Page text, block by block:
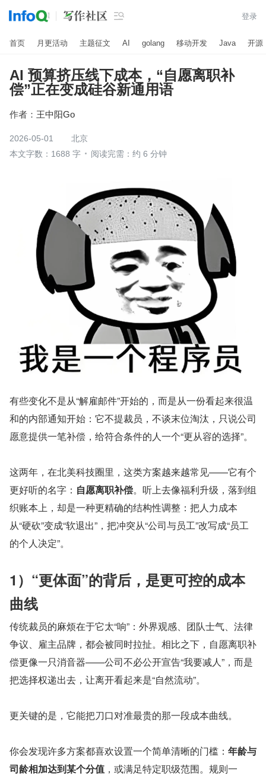
 登录
首页 月更活动 主题征文 AI golang 移动开发 Java 开源
AI 预算挤压线下成本，“自愿离职补
偿”正在变成硅谷新通用语
作者： 王中阳Go
2026-05-01
北京
本文字数：1688 字
阅读完需：约 6 分钟
有些变化不是从“解雇邮件”开始的，而是从一份看起来很温
和的内部通知开始：它不提裁员，不谈末位淘汰，只说公司
愿意提供一笔补偿，给符合条件的人一个“更从容的选择”。
这两年，在北美科技圈里，这类方案越来越常见——它有个
更好听的名字： 自愿离职补偿。听上去像福利升级，落到组
织账本上，却是一种更精确的结构性调整：把人力成本
从“硬砍”变成“软退出”，把冲突从“公司与员工”改写成“员工
的个人决定”。
1）“更体面”的背后，是更可控的成本
曲线
传统裁员的麻烦在于它太“响”：外界观感、团队士气、法律
争议、雇主品牌，都会被同时拉扯。相比之下，自愿离职补
偿更像一只消音器——公司不必公开宣告“我要减人”，而是
把选择权递出去，让离开看起来是“自然流动”。
更关键的是，它能把刀口对准最贵的那一段成本曲线。
你会发现许多方案都喜欢设置一个简单清晰的门槛： 年龄与
司龄相加达到某个分值 ，或满足特定职级范围。规则一